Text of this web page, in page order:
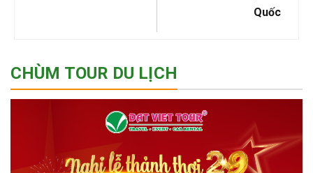
Quốc
CHÙM TOUR DU LỊCH